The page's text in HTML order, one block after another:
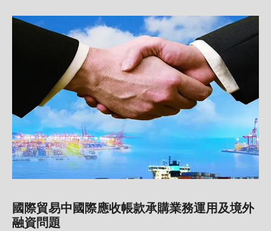
國際貿易中國際應收帳款承購業務運用及境外
融資問題